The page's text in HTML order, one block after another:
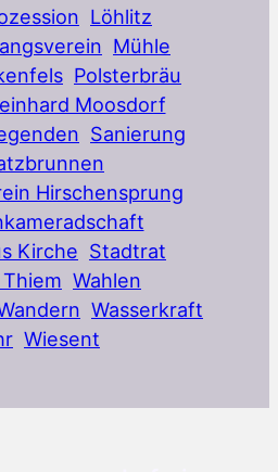
Löhlitz
Mühle
Polsterbräu
Moosdorf
Sanierung
Hirschensprung
Kirche Stadtrat
Wahlen
Wasserkraft
Wiesent